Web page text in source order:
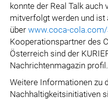
konnte der Real Talk auch
mitverfolgt werden und ist
über www.coca-
Kooperationspartner des
Österreich sind der
Nachrichtenmagazin profil.
Weitere Informationen zu
Nachhaltigkeitsinitiativen